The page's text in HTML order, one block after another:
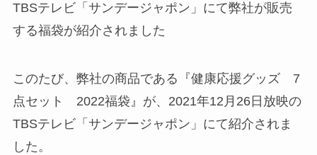
TBSテレビ「サンデージャポン」にて弊社が販売
する福袋が紹介されました
このたび、弊社の商品である『健康応援グッズ 7
点セット 2022福袋』が、2021年12月26日放映の
TBSテレビ「サンデージャポン」にて紹介されま
した。